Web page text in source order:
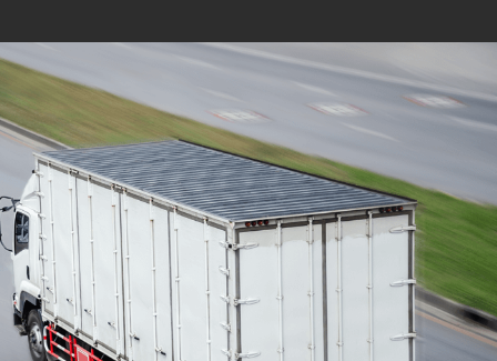
com equipe especializada
e profissionais
cuidadosos
Solicite seu orçamento personalizado e
online sem compromisso com a nossa
equipe, consulte a opção de contratar o
serviço para a região que você deseja
mudar de endereço, deixe tudo conosco e
conte com uma empresa de tradição no